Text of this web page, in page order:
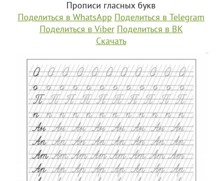
Прописи гласных букв
Поделиться в WhatsApp Поделиться в Telegram
Поделиться в Viber Поделиться в ВК
Скачать